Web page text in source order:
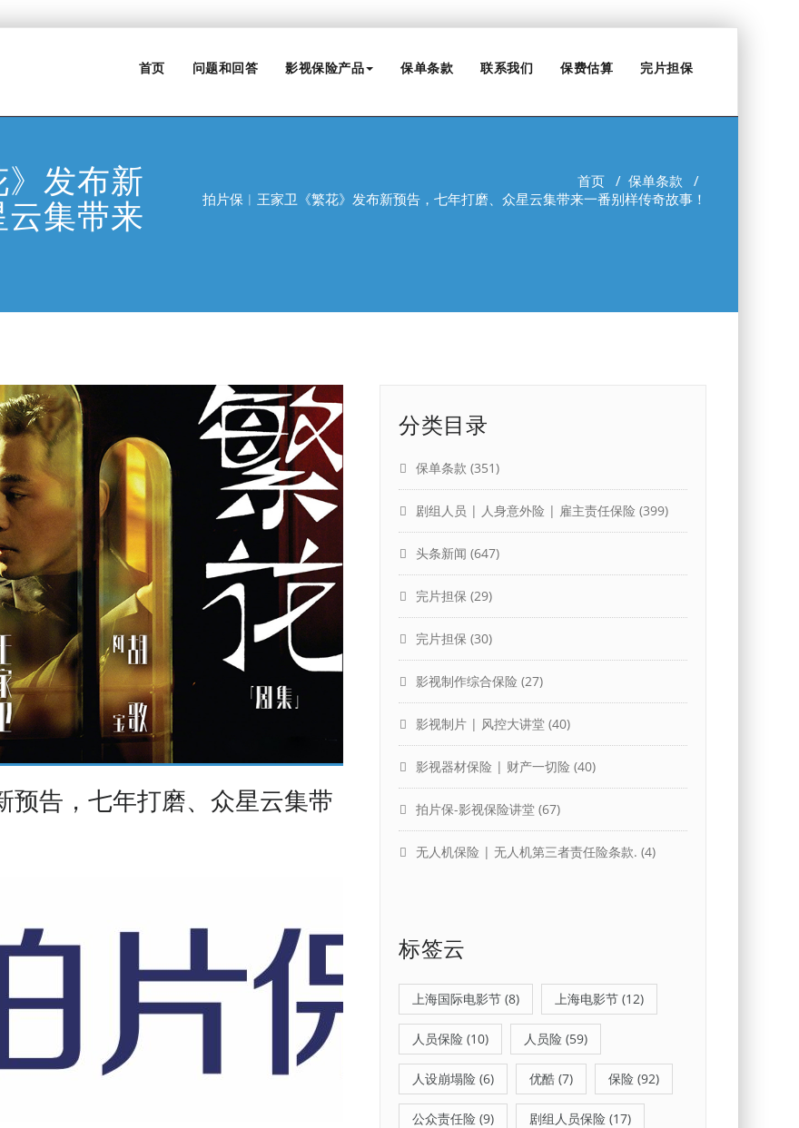
首页 问题和回答 影视保险产品 保单条款 联系我们 保费估算 完片担保
发布新
集带来
首页 / 保单条款 /
拍片保︱王家卫《繁花》发布新预告，七年打磨、众星云集带来一番别样传奇故事！
预告，七年打磨、众星云集带
分类目录
保单条款 (351)
剧组人员 | 人身意外险 | 雇主责任保险 (399)
头条新闻 (647)
完片担保 (29)
完片担保 (30)
影视制作综合保险 (27)
影视制片 | 风控大讲堂 (40)
影视器材保险 | 财产一切险 (40)
拍片保-影视保险讲堂 (67)
无人机保险 | 无人机第三者责任险条款. (4)
标签云
上海国际电影节 (8) 上海电影节 (12)
人员保险 (10) 人员险 (59)
人设崩塌险 (6) 优酷 (7) 保险 (92)
公众责任险 (9) 剧组人员保险 (17)